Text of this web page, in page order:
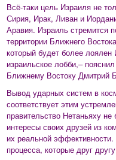
Всё-таки цель Израиля не
Сирия, Ирак, Ливан и
Аравия. Израиль стремится
территории Ближнего
который будет более
израильское лобби,–
Ближнему Востоку Дмитрий
Вывод ударных систем в
соответствует этим
правительство Нетаньяху
интересы своих друзей из
их реальной
процесса, которые друг